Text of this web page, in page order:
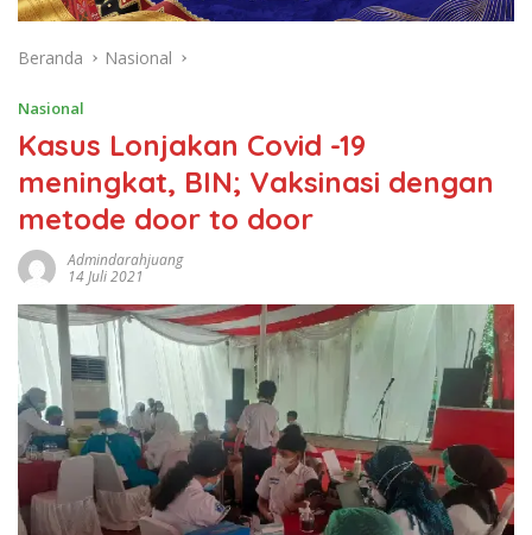
Beranda Nasional
Nasional
Kasus Lonjakan Covid -19
meningkat, BIN; Vaksinasi dengan
metode door to door
Admindarahjuang
14 Juli 2021